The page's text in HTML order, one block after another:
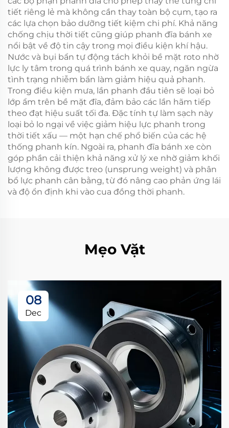
tiết riêng lẻ mà không cần thay toàn bộ cụm, tạo ra
các lựa chọn bảo dưỡng tiết kiệm chi phí. Khả năng
chống chịu thời tiết cũng giúp phanh đĩa bánh xe
nổi bật về độ tin cậy trong mọi điều kiện khí hậu.
Nước và bụi bẩn tự động tách khỏi bề mặt roto nhờ
lực ly tâm trong quá trình bánh xe quay, ngăn ngừa
tình trạng nhiễm bẩn làm giảm hiệu quả phanh.
Trong điều kiện mưa, lần phanh đầu tiên sẽ loại bỏ
lớp ẩm trên bề mặt đĩa, đảm bảo các lần hãm tiếp
theo đạt hiệu suất tối đa. Đặc tính tự làm sạch này
loại bỏ lo ngại về việc giảm hiệu lực phanh trong
thời tiết xấu — một hạn chế phổ biến của các hệ
thống phanh kín. Ngoài ra, phanh đĩa bánh xe còn
góp phần cải thiện khả năng xử lý xe nhờ giảm khối
lượng không được treo (unsprung weight) và phân
bổ lực phanh cân bằng, từ đó nâng cao phản ứng lái
và độ ổn định khi vào cua đồng thời phanh.
Mẹo Vặt
08
Dec